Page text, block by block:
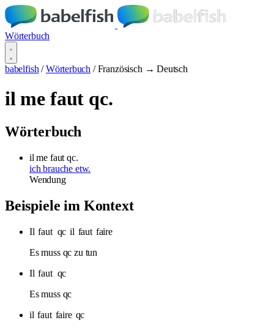
Wörterbuch
babelfish / Wörterbuch / Französisch → Deutsch
il me faut qc.
Wörterbuch
il me faut qc.
ich brauche etw.
Wendung
Beispiele im Kontext
Il faut qc il faut faire
Es muss qc zu tun
Il faut qc
Es muss qc
il faut faire qc